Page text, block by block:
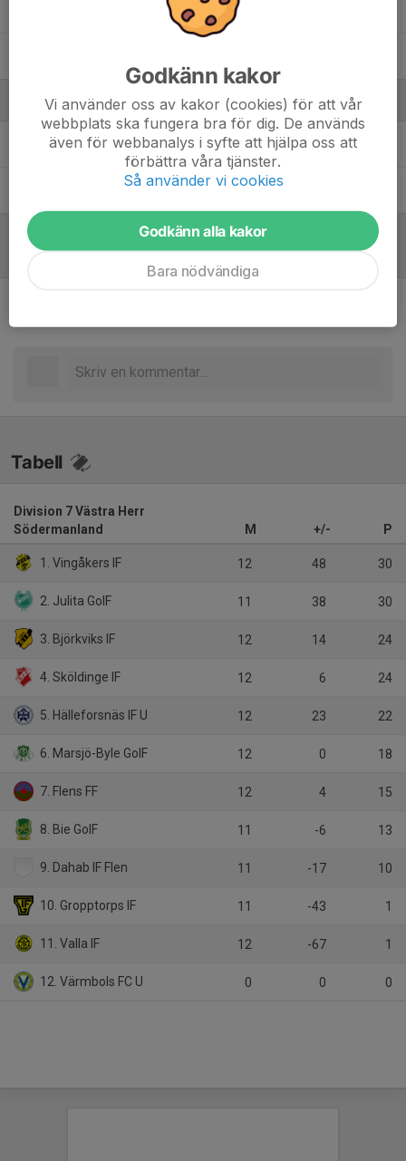
9. Shawesh Mahmud
Ledare
Anton IvarssonTränare
Tränare
Tabell
Division 7 Västra Herr
Södermanland
M +/- P
1. Vingåkers IF 12 48 30
2. Julita GoIF 11 38 30
3. Björkviks IF 12 14 24
4. Sköldinge IF 12 6 24
5. Hälleforsnäs IF U 12 23 22
6. Marsjö-Byle GoIF 12 0 18
7. Flens FF 12 4 15
8. Bie GoIF 11 -6 13
9. Dahab IF Flen 11 -17 10
10. Gropptorps IF 11 -43 1
11. Valla IF 12 -67 1
12. Värmbols FC U 0 0 0
Godkänn kakor
Vi använder oss av kakor (cookies) för att vår
webbplats ska fungera bra för dig. De används
även för webbanalys i syfte att hjälpa oss att
förbättra våra tjänster.
Så använder vi cookies
Godkänn alla kakor
Bara nödvändiga